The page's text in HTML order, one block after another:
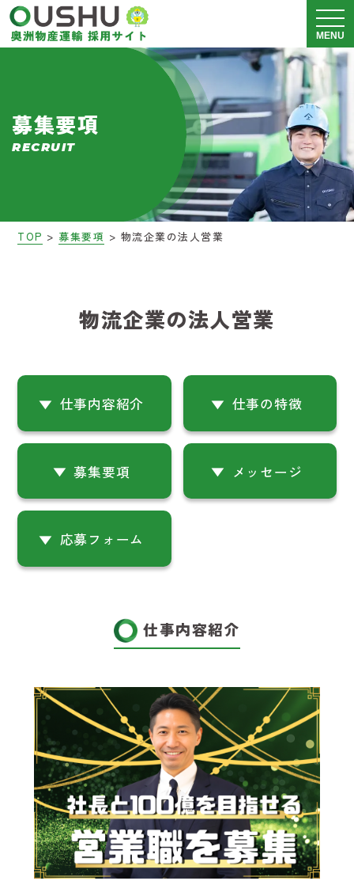
メニ
MENU
運送事業 採用情報
募集要項
RECRUIT
TOP > 募集要項 > 物流企業の法人営業
物流企業の法人営業
仕事内容紹介 仕事の特徴
募集要項 メッセージ
応募フォーム
仕事内容紹介